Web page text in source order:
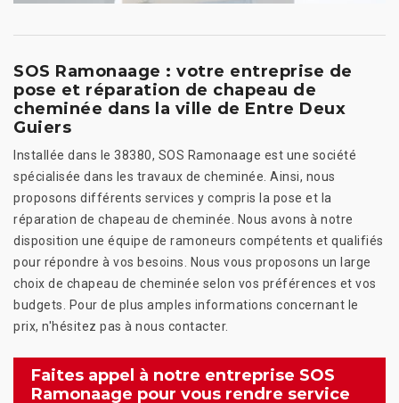
SOS Ramonaage : votre entreprise de
pose et réparation de chapeau de
cheminée dans la ville de Entre Deux
Guiers
Installée dans le 38380, SOS Ramonaage est une société
spécialisée dans les travaux de cheminée. Ainsi, nous
proposons différents services y compris la pose et la
réparation de chapeau de cheminée. Nous avons à notre
disposition une équipe de ramoneurs compétents et qualifiés
pour répondre à vos besoins. Nous vous proposons un large
choix de chapeau de cheminée selon vos préférences et vos
budgets. Pour de plus amples informations concernant le
prix, n'hésitez pas à nous contacter.
Faites appel à notre entreprise SOS
Ramonaage pour vous rendre service